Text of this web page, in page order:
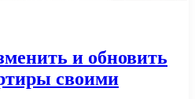
и обновить
своими